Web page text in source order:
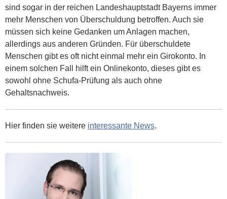
sind sogar in der reichen Landeshauptstadt Bayerns immer
mehr Menschen von Überschuldung betroffen. Auch sie
müssen sich keine Gedanken um Anlagen machen,
allerdings aus anderen Gründen. Für überschuldete
Menschen gibt es oft nicht einmal mehr ein Girokonto. In
einem solchen Fall hilft ein Onlinekonto, dieses gibt es
sowohl ohne Schufa-Prüfung als auch ohne
Gehaltsnachweis.
Hier finden sie weitere interessante News.